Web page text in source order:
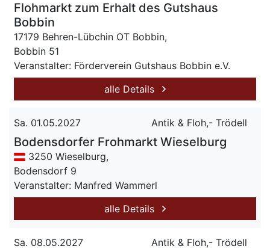
Flohmarkt zum Erhalt des Gutshaus
Bobbin
17179 Behren-Lübchin OT Bobbin,
Bobbin 51
Veranstalter: Förderverein Gutshaus Bobbin e.V.
alle Details
Sa. 01.05.2027 Antik & Floh,- Trödell
Bodensdorfer Frohmarkt Wieselburg
3250 Wieselburg,
Bodensdorf 9
Veranstalter: Manfred Wammerl
alle Details
Sa. 08.05.2027 Antik & Floh,- Trödell